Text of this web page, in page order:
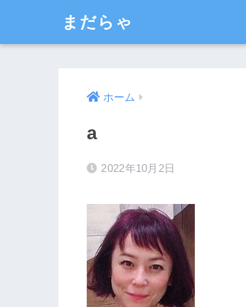
まだらゃ
ホーム
a
2022年10月2日